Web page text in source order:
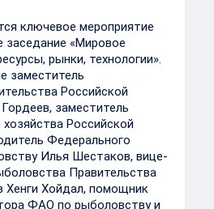
ключевое мероприятие
«Мировое
рынки, технологии».
заместитель
Российской
заместитель
Российской
Федерального
Илья Шестаков, вице-
Правительства
Хенги Хойдал, помощник
ФАО по рыболовству и